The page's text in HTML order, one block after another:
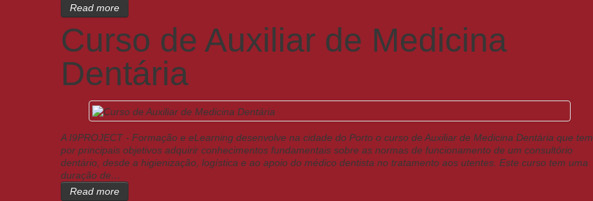
Read more
Curso de Auxiliar de Medicina
Dentária
A I9PROJECT - Formação e eLearning desenvolve na cidade do Porto o curso de Auxiliar de Medicina Dentária que tem
por principais objetivos adquirir conhecimentos fundamentais sobre as normas de funcionamento de um consultório
dentário, desde a higienização, logística e ao apoio do médico dentista no tratamento aos utentes. Este curso tem uma
duração de…
Read more